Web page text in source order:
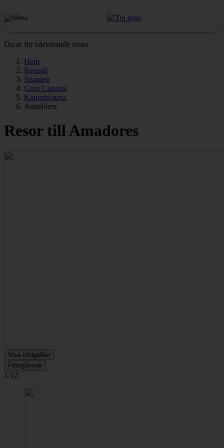
Du är för närvarande inom
Hem
Resmål
Spanien
Gran Canaria
Kanarieöarna
Amadores
Resor till Amadores
Visa bildgalleri
Föregående
1/12